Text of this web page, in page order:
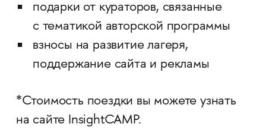
подарки от кураторов, связанные
с тематикой авторской программы
взносы на развитие лагеря,
поддержание сайта и рекламы
*Стоимость поездки вы можете узнать
на сайте InsightCAMP.